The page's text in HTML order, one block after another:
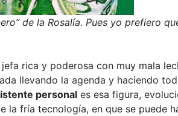
de la Rosalía. Pues yo prefiero
rica y poderosa con muy mala
llevando la agenda y haciendo
personal es esa figura,
la fría tecnología, en que se puede